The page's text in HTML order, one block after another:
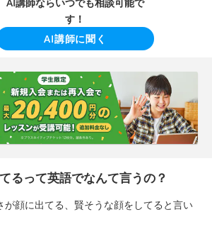
す！
AI講師に聞く
るって英語でなんて言うの？
が顔に出てる、賢そうな顔をしてると言い